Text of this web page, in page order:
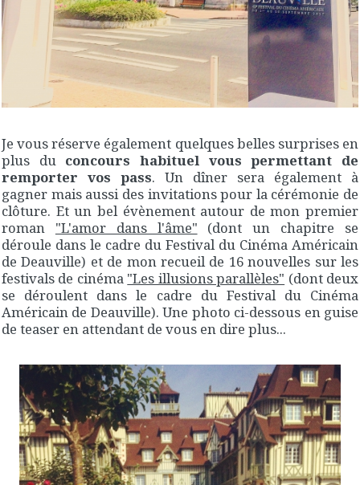
Je vous réserve également quelques belles surprises en
plus du concours habituel vous permettant de
remporter vos pass. Un dîner sera également à
gagner mais aussi des invitations pour la cérémonie de
clôture. Et un bel évènement autour de mon premier
roman "L'amor dans l'âme" (dont un chapitre se
déroule dans le cadre du Festival du Cinéma Américain
de Deauville) et de mon recueil de 16 nouvelles sur les
festivals de cinéma "Les illusions parallèles" (dont deux
se déroulent dans le cadre du Festival du Cinéma
Américain de Deauville). Une photo ci-dessous en guise
de teaser en attendant de vous en dire plus...